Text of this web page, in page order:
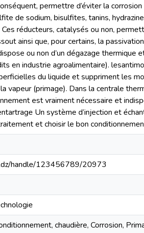
permettre d’éviter la
de sodium, bisulfites, tanins,
réducteurs, catalysés ou non,
ainsi que, pour certains, la
ou non d’un dégazage
en industrie agroalimentaire).
du liquide et suppriment les
vapeur (primage). Dans la centrale
est vraiment nécessaire et
Un système d’injection et
et choisir le bon
handle/123456789/20973
chaudière, Corrosion,